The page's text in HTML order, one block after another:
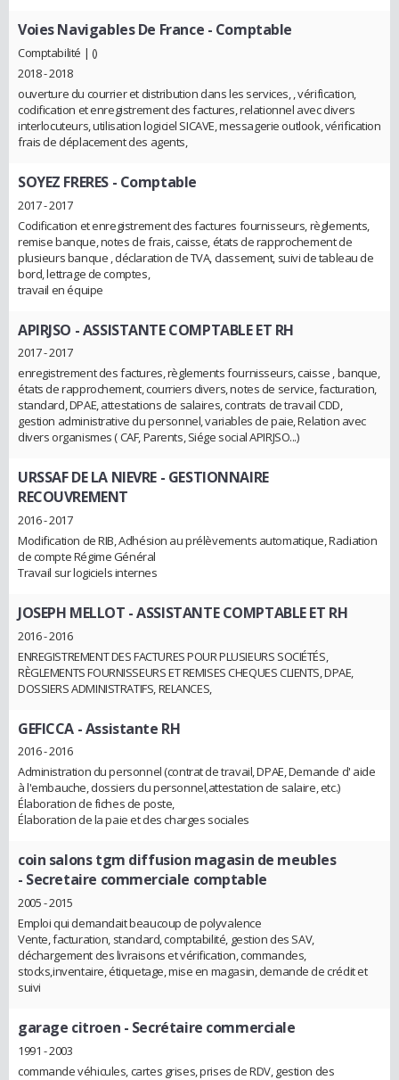
Voies Navigables De France - Comptable
Comptabilité | ()
2018 - 2018
ouverture du courrier et distribution dans les services, , vérification,
codification et enregistrement des factures, relationnel avec divers
interlocuteurs, utilisation logiciel SICAVE, messagerie outlook, vérification
frais de déplacement des agents,
SOYEZ FRERES- Comptable
2017 - 2017
Codification et enregistrement des factures fournisseurs, règlements,
remise banque, notes de frais, caisse, états de rapprochement de
plusieurs banque , déclaration de TVA, classement, suivi de tableau de
bord, lettrage de comptes,
travail en équipe
APIRJSO - ASSISTANTE COMPTABLE ET RH
2017 - 2017
enregistrement des factures, règlements fournisseurs, caisse , banque,
états de rapprochement, courriers divers, notes de service, facturation,
standard, DPAE, attestations de salaires, contrats de travail CDD,
gestion administrative du personnel, variables de paie, Relation avec
divers organismes ( CAF, Parents, Siége social APIRJSO...)
URSSAF DE LA NIEVRE - GESTIONNAIRE
RECOUVREMENT
2016 - 2017
Modification de RIB, Adhésion au prélèvements automatique, Radiation
de compte Régime Général
Travail sur logiciels internes
JOSEPH MELLOT - ASSISTANTE COMPTABLE ET RH
2016 - 2016
ENREGISTREMENT DES FACTURES POUR PLUSIEURS SOCIÉTÉS,
RÈGLEMENTS FOURNISSEURS ET REMISES CHEQUES CLIENTS, DPAE,
DOSSIERS ADMINISTRATIFS, RELANCES,
GEFICCA - Assistante RH
2016 - 2016
Administration du personnel (contrat de travail, DPAE, Demande d' aide
à l'embauche, dossiers du personnel,attestation de salaire, etc.)
Élaboration de fiches de poste,
Élaboration de la paie et des charges sociales
coin salons tgm diffusion magasin de meubles
- Secretaire commerciale comptable
2005 - 2015
Emploi qui demandait beaucoup de polyvalence
Vente, facturation, standard, comptabilité, gestion des SAV,
déchargement des livraisons et vérification, commandes,
stocks,inventaire, étiquetage, mise en magasin, demande de crédit et
suivi
garage citroen - Secrétaire commerciale
1991 - 2003
commande véhicules, cartes grises, prises de RDV, gestion des